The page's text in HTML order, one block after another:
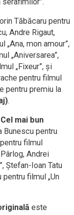
Tăbăcaru pentru
Andre Rigaut,
„Ana, mon amour”,
„Aniversarea”,
„Fixeur”, şi
pentru filmul
pentru premiu la
.
Cel mai bun
Bunescu pentru
filmul
Andrei
Ştefan-Ioan Tatu
filmul „Un
este